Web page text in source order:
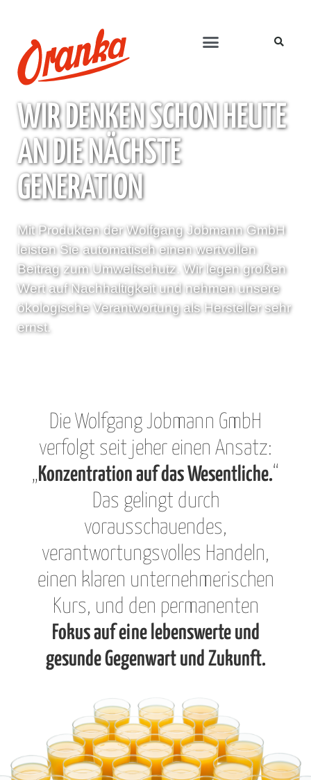
WIR DENKEN SCHON HEUTE
AN DIE NÄCHSTE
GENERATION
Mit Produkten der Wolfgang Jobmann GmbH
leisten Sie automatisch einen wertvollen
Beitrag zum Umweltschutz. Wir legen großen
Wert auf Nachhaltigkeit und nehmen unsere
ökologische Verantwortung als Hersteller sehr
ernst.
Die Wolfgang Jobmann GmbH
verfolgt seit jeher einen Ansatz:
„Konzentration auf das Wesentliche.“
Das gelingt durch
vorausschauendes,
verantwortungsvolles Handeln,
einen klaren unternehmerischen
Kurs, und den permanenten
Fokus auf eine lebenswerte und
gesunde Gegenwart und Zukunft.